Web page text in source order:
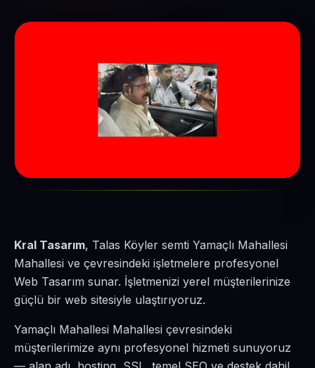
Kral Tasarım, Talas Köyler semti Yamaçlı Mahallesi
Mahallesi ve çevresindeki işletmelere profesyonel
Web Tasarım sunar. İşletmenizi yerel müşterilerinize
güçlü bir web sitesiyle ulaştırıyoruz.
Yamaçlı Mahallesi Mahallesi çevresindeki
müşterilerimize aynı profesyonel hizmeti sunuyoruz